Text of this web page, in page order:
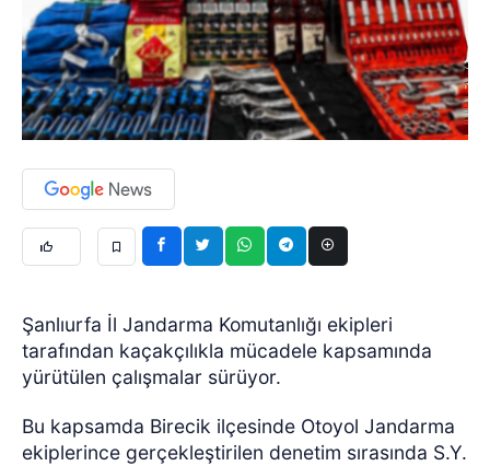
Şanlıurfa İl Jandarma Komutanlığı ekipleri
tarafından kaçakçılıkla mücadele kapsamında
yürütülen çalışmalar sürüyor.
Bu kapsamda Birecik ilçesinde Otoyol Jandarma
ekiplerince gerçekleştirilen denetim sırasında S.Y.